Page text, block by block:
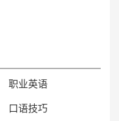
职业英语
口语技巧